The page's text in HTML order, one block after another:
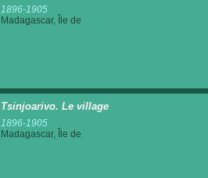
1896-1905
Madagascar, Île de
Tsinjoarivo. Le village
1896-1905
Madagascar, Île de